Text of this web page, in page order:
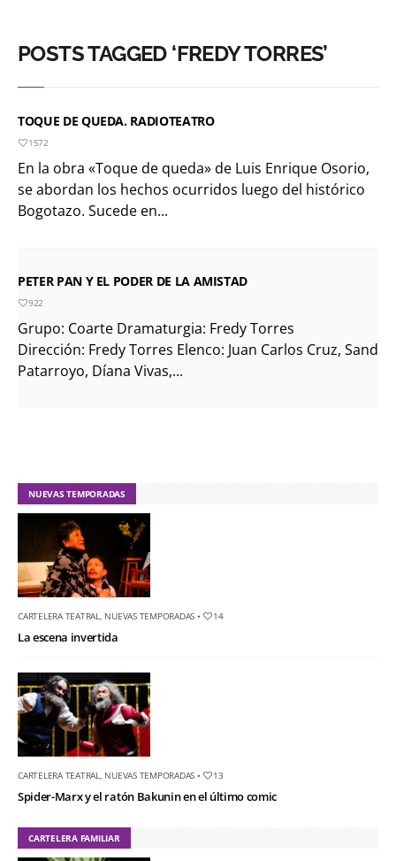
POSTS TAGGED ‘FREDY TORRES’
TOQUE DE QUEDA. RADIOTEATRO
1572
En la obra «Toque de queda» de Luis Enrique Osorio,
se abordan los hechos ocurridos luego del histórico
Bogotazo. Sucede en...
PETER PAN Y EL PODER DE LA AMISTAD
922
Grupo: Coarte Dramaturgia: Fredy Torres
Dirección: Fredy Torres Elenco: Juan Carlos Cruz, Sandy
Patarroyo, Díana Vivas,...
NUEVAS TEMPORADAS
CARTELERA TEATRAL NUEVAS TEMPORADAS • 14
La escena invertida
CARTELERA TEATRAL NUEVAS TEMPORADAS • 13
Spider-Marx y el ratón Bakunin en el último comic
CARTELERA FAMILIAR